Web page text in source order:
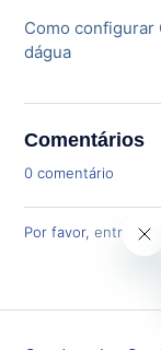
Como configurar
dágua
Comentários
0 comentário
Por favor,entre